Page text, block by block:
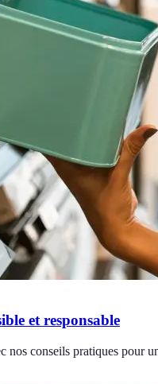
et responsable
nos conseils pratiques pour